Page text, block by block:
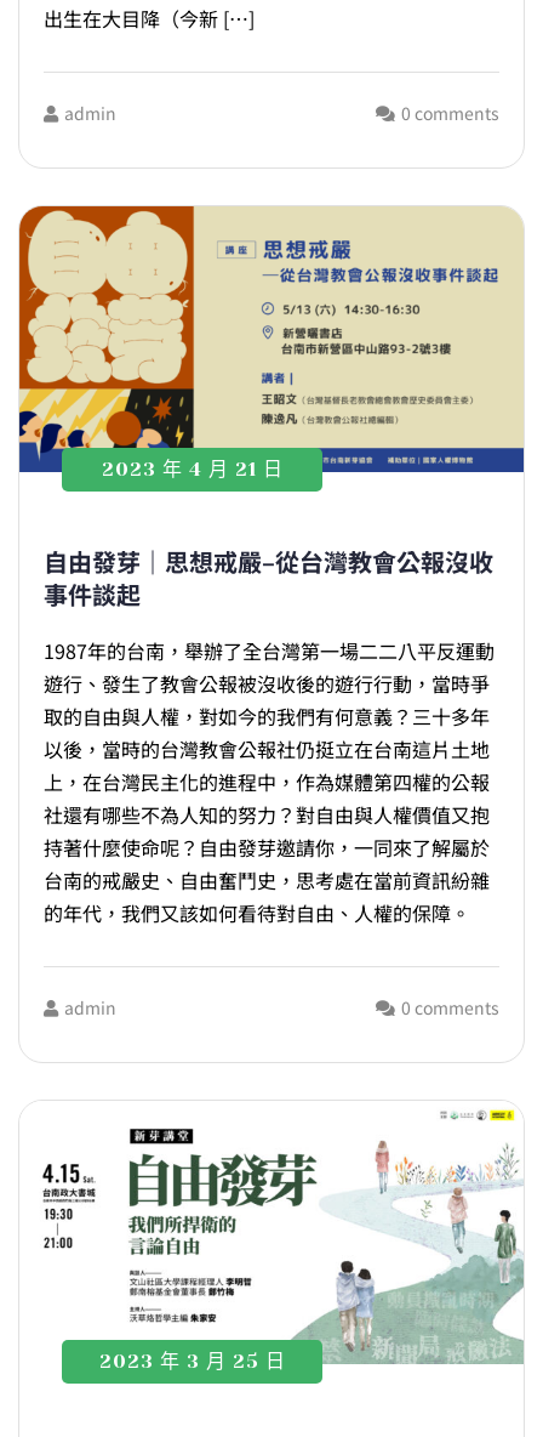
出生在大目降（今新 […]
admin 0 comments
2023 年 4 月 21 日
自由發芽｜思想戒嚴–從台灣教會公報沒收
事件談起
1987年的台南，舉辦了全台灣第一場二二八平反運動
遊行、發生了教會公報被沒收後的遊行行動，當時爭
取的自由與人權，對如今的我們有何意義？三十多年
以後，當時的台灣教會公報社仍挺立在台南這片土地
上，在台灣民主化的進程中，作為媒體第四權的公報
社還有哪些不為人知的努力？對自由與人權價值又抱
持著什麼使命呢？自由發芽邀請你，一同來了解屬於
台南的戒嚴史、自由奮鬥史，思考處在當前資訊紛雜
的年代，我們又該如何看待對自由、人權的保障。
admin 0 comments
2023 年 3 月 25 日